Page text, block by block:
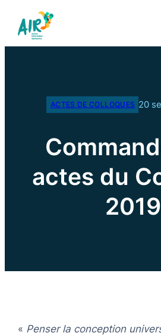
ACTES DE COLLOQUES 20
actes du
2019
« Penser la conception